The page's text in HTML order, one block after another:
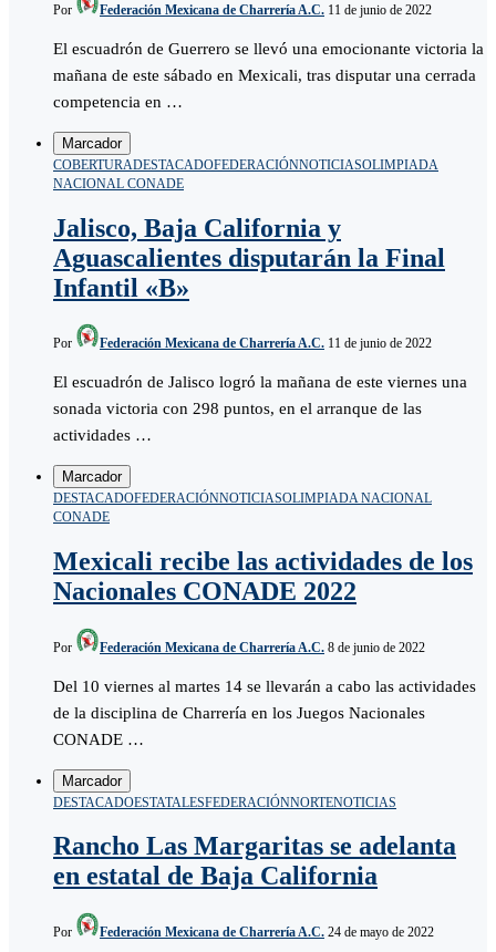
Por Federación Mexicana de Charrería A.C. 11 de junio de 2022
El escuadrón de Guerrero se llevó una emocionante victoria la
mañana de este sábado en Mexicali, tras disputar una cerrada
competencia en …
Marcador
COBERTURADESTACADOFEDERACIÓNNOTICIASOLIMPIADA
NACIONAL CONADE
Jalisco, Baja California y
Aguascalientes disputarán la Final
Infantil «B»
Por Federación Mexicana de Charrería A.C. 11 de junio de 2022
El escuadrón de Jalisco logró la mañana de este viernes una
sonada victoria con 298 puntos, en el arranque de las
actividades …
Marcador
DESTACADOFEDERACIÓNNOTICIASOLIMPIADA NACIONAL
CONADE
Mexicali recibe las actividades de los
Nacionales CONADE 2022
Por Federación Mexicana de Charrería A.C. 8 de junio de 2022
Del 10 viernes al martes 14 se llevarán a cabo las actividades
de la disciplina de Charrería en los Juegos Nacionales
CONADE …
Marcador
DESTACADOESTATALESFEDERACIÓNNORTENOTICIAS
Rancho Las Margaritas se adelanta
en estatal de Baja California
Por Federación Mexicana de Charrería A.C. 24 de mayo de 2022